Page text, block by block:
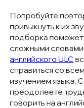
Попробуйте
привыкнуть к их
подборка поможет
сложными
английского ULC
справиться со
изучением языка.
преодолеете
говорить на